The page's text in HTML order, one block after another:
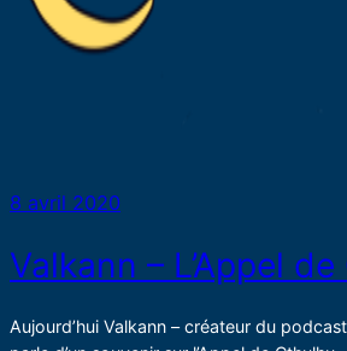
8 avril 2020
Valkann – L’Appel
Aujourd’hui Valkann – créateur du